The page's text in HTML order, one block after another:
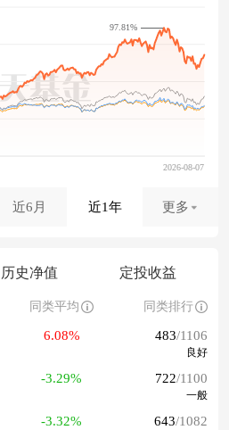
97.81%
近6月 近1年 更多
历史净值 定投收益
同类平均 同类排行
6.08% 483/1106
良好
-3.29% 722/1100
一般
-3.32% 643/1082